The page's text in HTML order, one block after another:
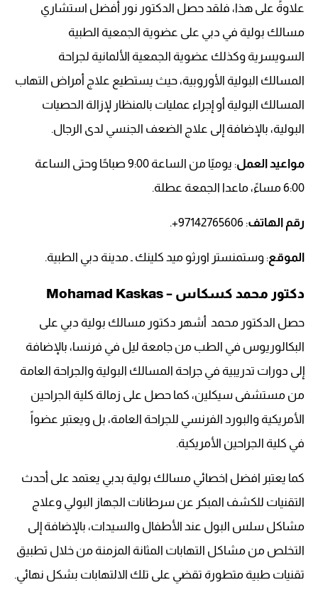
علاوةً على هذا، فلقد حصل الدكتور نور أفضل استشاري
مسالك بولية في دبي على عضوية الجمعية الطبية
السويسرية وكذلك عضوية الجمعية الألمانية لجراحة
المسالك البولية الأوروبية، حيث يستطيع علاج أمراض التهاب
المسالك البولية أو إجراء عمليات بالمنظار لإزالة الحصيات
البولية، بالإضافة إلى علاج الضعف الجنسي لدى الرجال.
مواعيد العمل
: يوميًا من الساعة 9:00 صباحًا وحتى الساعة
6:00 مساءً، ماعدا الجمعة عطلة.
رقم الهاتف: 97142765606+.
الموقع: وستمنستر اورثو ميد كلينك ـ مدينة دبي الطبية.
دكتور محمد كسكاس – Mohamad Kaskas
حصل الدكتور محمد أشهر دكتور مسالك بولية دبي على
البكالوريوس في الطب من جامعة ليل في فرنسا، بالإضافة
إلى دورات تدريبية في جراحة المسالك البولية والجراحة العامة
من مستشفى سيكلين، كما حصل على زمالة كلية الجراحين
الأمريكية والبورد الفرنسي للجراحة العامة، بل ويعتبر عضواً
في كلية الجراحين الأمريكية.
كما يعتبر افضل اخصائي مسالك بولية بدبي يعتمد على أحدث
التقنيات للكشف المبكر عن سرطانات الجهاز البولي وعلاج
مشاكل سلس البول عند الأطفال والسيدات، بالإضافة إلى
التخلص من مشاكل التهابات المثانة المزمنة من خلال تطبيق
تقنيات طبية متطورة تقضي على تلك الالتهابات بشكل نهائي.